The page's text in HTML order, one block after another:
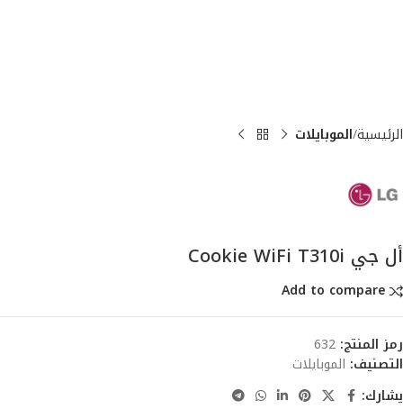
الرئيسية الموبايلات
أل جي Cookie WiFi T310i
Add to compare
رمز المنتج: 632
التصنيف: الموبايلات
يشارك: